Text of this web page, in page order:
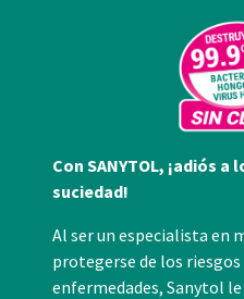
Con SANYTOL, ¡adiós
suciedad!
Al ser un especialista en
protegerse de los
enfermedades, Sanytol